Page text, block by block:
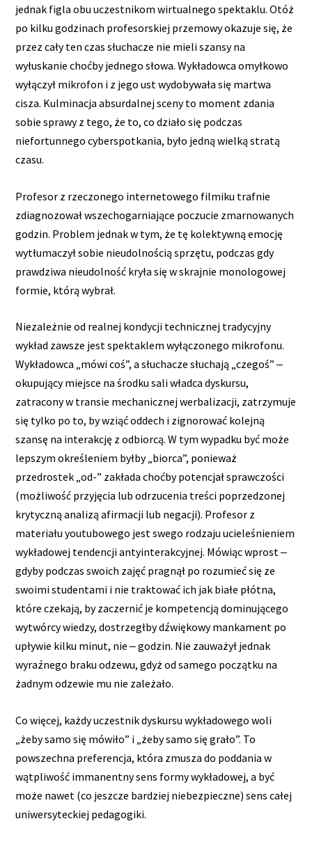
jednak figla obu uczestnikom wirtualnego spektaklu. Otóż
po kilku godzinach profesorskiej przemowy okazuje się, że
przez cały ten czas słuchacze nie mieli szansy na
wyłuskanie choćby jednego słowa. Wykładowca omyłkowo
wyłączył mikrofon i z jego ust wydobywała się martwa
cisza. Kulminacja absurdalnej sceny to moment zdania
sobie sprawy z tego, że to, co działo się podczas
niefortunnego cyberspotkania, było jedną wielką stratą
czasu.
Profesor z rzeczonego internetowego filmiku trafnie
zdiagnozował wszechogarniające poczucie zmarnowanych
godzin. Problem jednak w tym, że tę kolektywną emocję
wytłumaczył sobie nieudolnością sprzętu, podczas gdy
prawdziwa nieudolność kryła się w skrajnie monologowej
formie, którą wybrał.
Niezależnie od realnej kondycji technicznej tradycyjny
wykład zawsze jest spektaklem wyłączonego mikrofonu.
Wykładowca „mówi coś”, a słuchacze słuchają „czegoś” ‒
okupujący miejsce na środku sali władca dyskursu,
zatracony w transie mechanicznej werbalizacji, zatrzymuje
się tylko po to, by wziąć oddech i zignorować kolejną
szansę na interakcję z odbiorcą. W tym wypadku być może
lepszym określeniem byłby „biorca”, ponieważ
przedrostek „od-” zakłada choćby potencjał sprawczości
(możliwość przyjęcia lub odrzucenia treści poprzedzonej
krytyczną analizą afirmacji lub negacji). Profesor z
materiału youtubowego jest swego rodzaju ucieleśnieniem
wykładowej tendencji antyinterakcyjnej. Mówiąc wprost ‒
gdyby podczas swoich zajęć pragnął po rozumieć się ze
swoimi studentami i nie traktować ich jak białe płótna,
które czekają, by zaczernić je kompetencją dominującego
wytwórcy wiedzy, dostrzegłby dźwiękowy mankament po
upływie kilku minut, nie ‒ godzin. Nie zauważył jednak
wyraźnego braku odzewu, gdyż od samego początku na
żadnym odzewie mu nie zależało.
Co więcej, każdy uczestnik dyskursu wykładowego woli
„żeby samo się mówiło” i „żeby samo się grało”. To
powszechna preferencja, która zmusza do poddania w
wątpliwość immanentny sens formy wykładowej, a być
może nawet (co jeszcze bardziej niebezpieczne) sens całej
uniwersyteckiej pedagogiki.